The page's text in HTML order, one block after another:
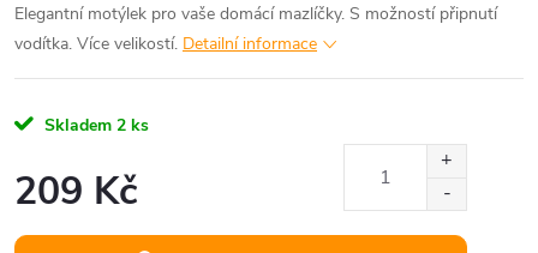
Elegantní motýlek pro vaše domácí mazlíčky. S možností připnutí
vodítka. Více velikostí. Detailní informace
Skladem 2 ks
209 Kč